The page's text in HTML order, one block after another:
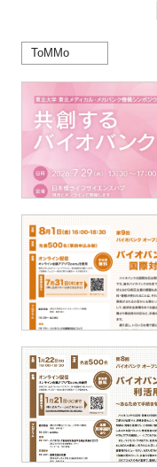
ToMMo